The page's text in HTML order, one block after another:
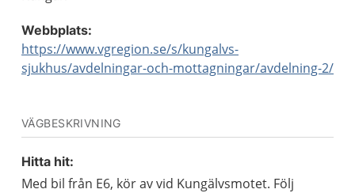
Webbplats:
https://www.vgregion.se/s/kungalvs-
sjukhus/avdelningar-och-mottagningar/avdelning-2/
VÄGBESKRIVNING
Hitta hit:
Med bil från E6, kör av vid Kungälvsmotet. Följ